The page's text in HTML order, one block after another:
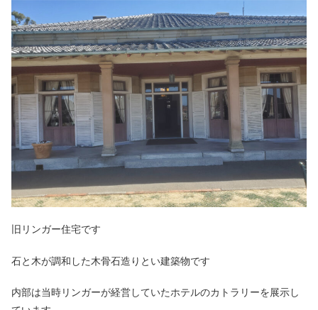
旧リンガー住宅です
石と木が調和した木骨石造りとい建築物です
内部は当時リンガーが経営していたホテルのカトラリーを展示し